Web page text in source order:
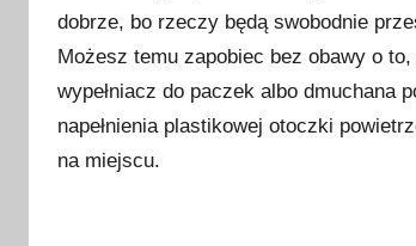
dobrze, bo rzeczy będą swobodnie
Możesz temu zapobiec bez obawy o
wypełniacz do paczek albo dmuchana
napełnienia plastikowej otoczki
na miejscu.